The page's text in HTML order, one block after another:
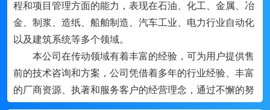
程和项目管理方面的能力，表现在石油、化工、金属、冶
金、制浆、造纸、船舶制造、汽车工业、电力行业自动化
以及建筑系统等多个领域。
本公司在传动领域有着丰富的经验，可为用户提供售
前的技术咨询和方案，公司凭借着多年的行业经验、丰富
的厂商资源、执著和服务客户的经营理念，通过不懈的努
力，与国内外的机电行业品牌及许多厂家密切合作，形成